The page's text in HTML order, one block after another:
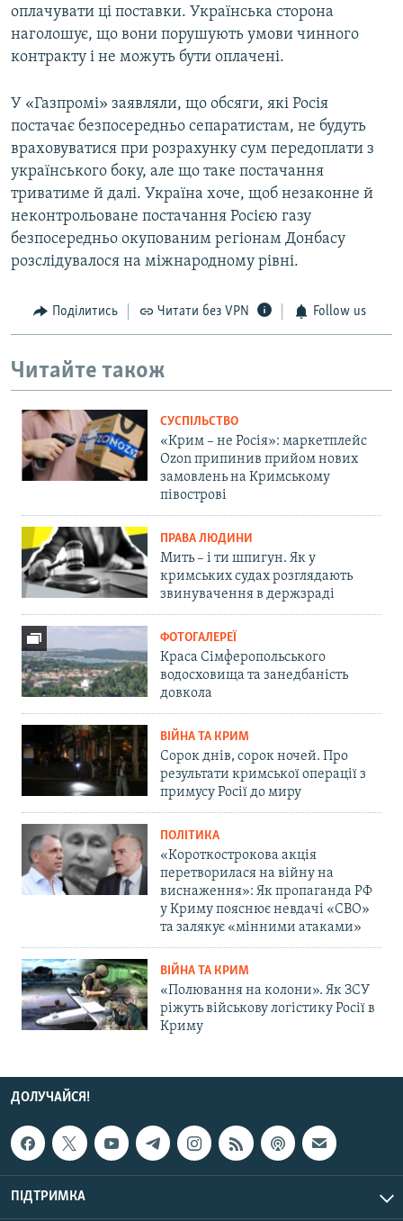
оплачувати ці поставки. Українська сторона
наголошує, що вони порушують умови чинного
контракту і не можуть бути оплачені.
У «Газпромі» заявляли, що обсяги, які Росія
постачає безпосередньо сепаратистам, не будуть
враховуватися при розрахунку сум передоплати з
українського боку, але що таке постачання
триватиме й далі. Україна хоче, щоб незаконне й
неконтрольоване постачання Росією газу
безпосередньо окупованим регіонам Донбасу
розслідувалося на міжнародному рівні.
Поділитись Читати без VPN Follow us
Читайте також
СУСПІЛЬСТВО
«Крим – не Росія»: маркетплейс
Ozon припинив прийом нових
замовлень на Кримському
півострові
ПРАВА ЛЮДИНИ
Мить – і ти шпигун. Як у
кримських судах розглядають
звинувачення в держзраді
ФОТОГАЛЕРЕЇ
Краса Сімферопольського
водосховища та занедбаність
довкола
ВІЙНА ТА КРИМ
Сорок днів, сорок ночей. Про
результати кримської операції з
примусу Росії до миру
ПОЛІТИКА
«Короткострокова акція
перетворилася на війну на
виснаження»: Як пропаганда РФ
у Криму пояснює невдачі «СВО»
та залякує «мінними атаками»
ВІЙНА ТА КРИМ
«Полювання на колони». Як ЗСУ
ріжуть військову логістику Росії в
Криму
ДОЛУЧАЙСЯ!
ПІДТРИМКА